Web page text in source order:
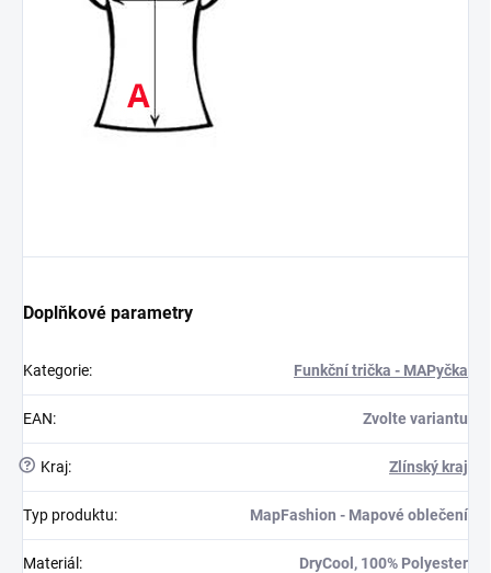
Doplňkové parametry
Kategorie: Funkční trička - MAPyčka
EAN: Zvolte variantu
? Kraj: Zlínský kraj
Typ produktu: MapFashion - Mapové oblečení
Materiál: DryCool, 100% Polyester